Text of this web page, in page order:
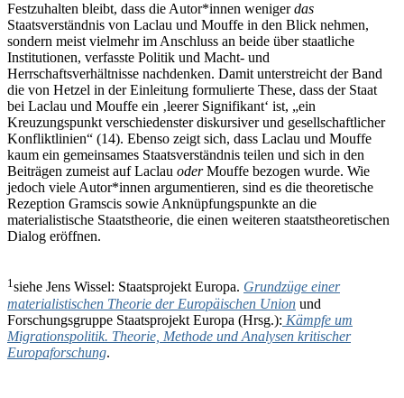
Festzuhalten bleibt, dass die Autor*innen wenigerdas
Staatsverständnis von Laclau und Mouffe in den Blick nehmen,
sondern meist vielmehr im Anschluss an beide über staatliche
Institutionen, verfasste Politik und Macht- und
Herrschaftsverhältnisse nachdenken. Damit unterstreicht der Band
die von Hetzel in der Einleitung formulierte These, dass der Staat
bei Laclau und Mouffe ein ‚leerer Signifikant‘ ist, „ein
Kreuzungspunkt verschiedenster diskursiver und gesellschaftlicher
Konfliktlinien“ (14). Ebenso zeigt sich, dass Laclau und Mouffe
kaum ein gemeinsames Staatsverständnis teilen und sich in den
Beiträgen zumeist auf Laclau oderMouffe bezogen wurde. Wie
jedoch viele Autor*innen argumentieren, sind es die theoretische
Rezeption Gramscis sowie Anknüpfungspunkte an die
materialistische Staatstheorie, die einen weiteren staatstheoretischen
Dialog eröffnen.
1 siehe Jens Wissel: Staatsprojekt Europa. Grundzüge einer
materialistischen Theorie der Europäischen Union und
Forschungsgruppe Staatsprojekt Europa (Hrsg.): Kämpfe um
Migrationspolitik. Theorie, Methode und Analysen kritischer
Europaforschung.